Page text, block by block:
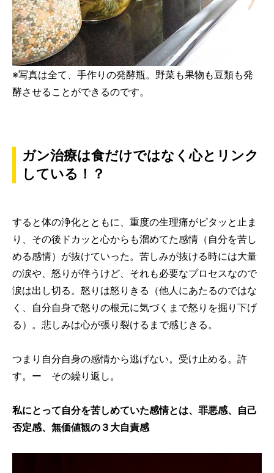
※写真は全て、手作りの発酵瓶。野菜も果物も豆類も発
酵させることができるのです。
ガン治療は食だけではなく心とリンク
している！？
すると体の浄化とともに、重度の生理痛がピタッと止ま
り、その後ドカッと心からも溜めてた感情（自分を苦し
める感情）が抜けていった。苦しみが抜ける時には大量
の涙や、怒りが伴うけど、それも必要なプロセスなので
涙は出し切る。怒りは怒りきる（他人にあたるのではな
く、自分自身で怒りの根元に気づくまで怒りを掘り下げ
る）。悲しみは心が張り裂けるまで感じきる。
つまり自分自身の感情から逃げない。受け止める。許
す。ー その繰り返し。
私にとって自分を苦しめていた感情とは、罪悪感、自己
否定感、無価値観の３大自責感